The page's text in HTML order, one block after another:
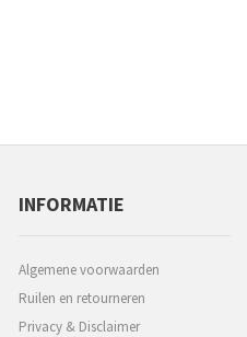
INFORMATIE
Algemene voorwaarden
Ruilen en retourneren
Privacy & Disclaimer